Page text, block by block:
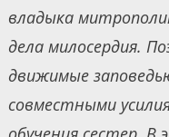
владыка
дела милосердия.
движимые
совместными